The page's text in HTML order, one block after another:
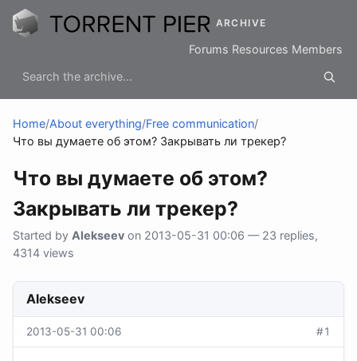
ARCHIVE
Forums Resources Members
Home/About everything/Free communication/
Что вы думаете об этом? Закрывать ли трекер?
Что вы думаете об этом?
Закрывать ли трекер?
Started by Alekseev on 2013-05-31 00:06 — 23 replies,
4314 views
Alekseev
2013-05-31 00:06 #1